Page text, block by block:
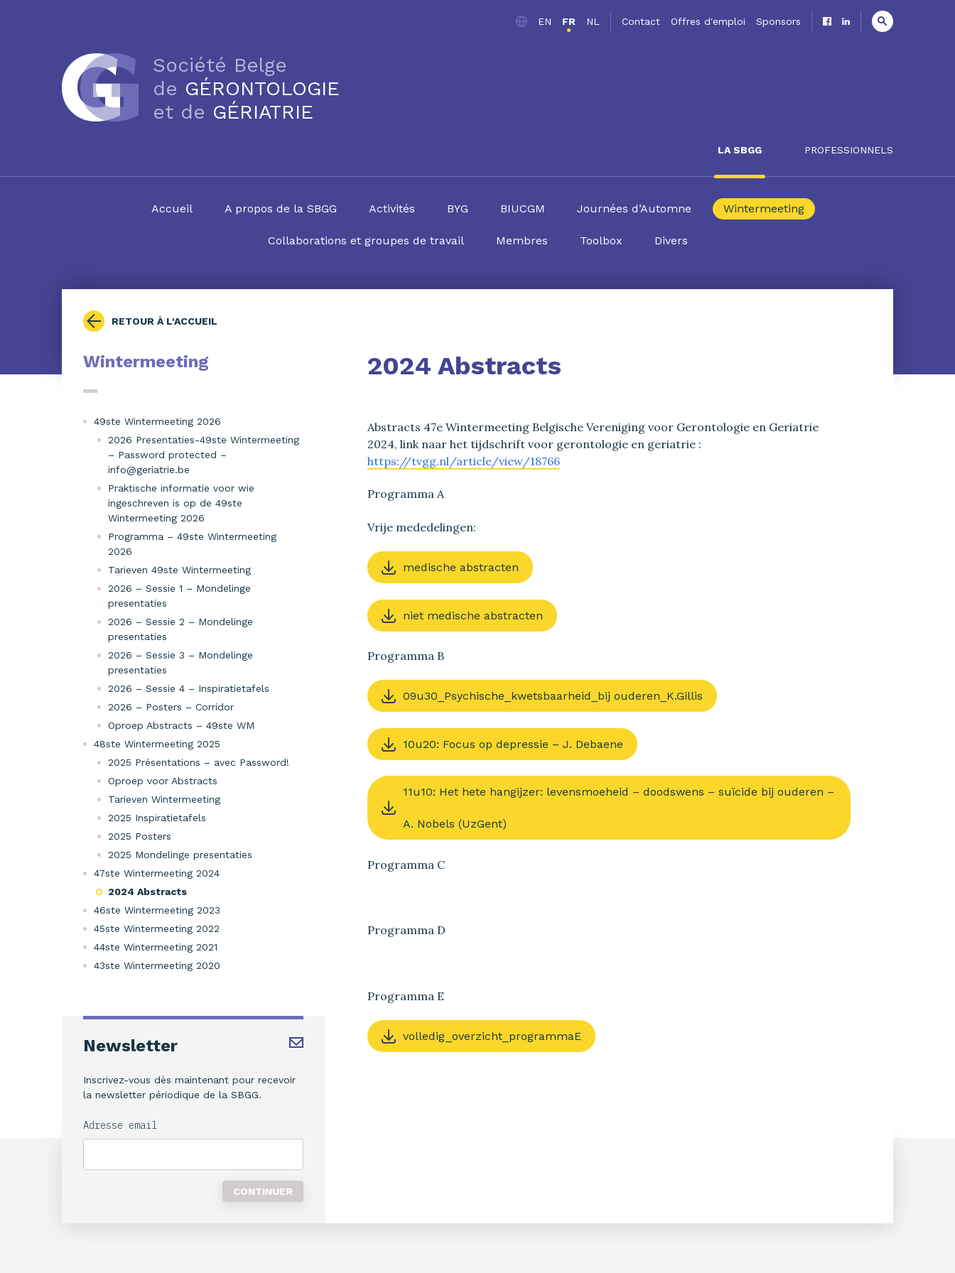
EN FR NL Contact Offres d'emploi Sponsors
Société Belge
de GÉRONTOLOGIE
et de GÉRIATRIE
LA SBGG PROFESSIONNELS
Accueil A propos de la SBGG Activités BYG BIUCGM Journées d’Automne Wintermeeting
Collaborations et groupes de travail Membres Toolbox Divers
RETOUR À L'ACCUEIL
Wintermeeting
49ste Wintermeeting 2026
2026 Presentaties-49ste Wintermeeting
– Password protected –
info@geriatrie.be
Praktische informatie voor wie
ingeschreven is op de 49ste
Wintermeeting 2026
Programma – 49ste Wintermeeting
2026
Tarieven 49ste Wintermeeting
2026 – Sessie 1 – Mondelinge
presentaties
2026 – Sessie 2 – Mondelinge
presentaties
2026 – Sessie 3 – Mondelinge
presentaties
2026 – Sessie 4 – Inspiratietafels
2026 – Posters – Corridor
Oproep Abstracts – 49ste WM
48ste Wintermeeting 2025
2025 Présentations – avec Password!
Oproep voor Abstracts
Tarieven Wintermeeting
2025 Inspiratietafels
2025 Posters
2025 Mondelinge presentaties
47ste Wintermeeting 2024
2024 Abstracts
46ste Wintermeeting 2023
45ste Wintermeeting 2022
44ste Wintermeeting 2021
43ste Wintermeeting 2020
Newsletter
Inscrivez-vous dès maintenant pour recevoir
la newsletter périodique de la SBGG.
Adresse email
2024 Abstracts
Abstracts 47e Wintermeeting Belgische Vereniging voor Gerontologie en Geriatrie
2024, link naar het tijdschrift voor gerontologie en geriatrie :
https://tvgg.nl/article/view/18766
Programma A
Vrije mededelingen:
medische abstracten
niet medische abstracten
Programma B
09u30_Psychische_kwetsbaarheid_bij ouderen_K.Gillis
10u20: Focus op depressie – J. Debaene
11u10: Het hete hangijzer: levensmoeheid – doodswens – suïcide bij ouderen –
A. Nobels (UzGent)
Programma C
Programma D
Programma E
volledig_overzicht_programmaE